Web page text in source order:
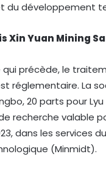
du développement
Xin Yuan Mining
précède, le
réglementaire. La
20 parts pour
recherche valable
dans les services
(Minmidt).